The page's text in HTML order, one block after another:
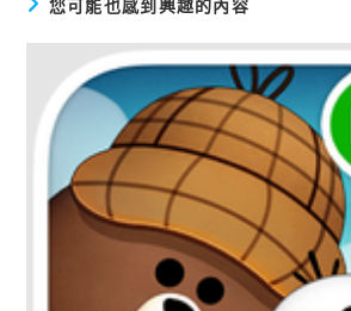
您可能也感到興趣的內容